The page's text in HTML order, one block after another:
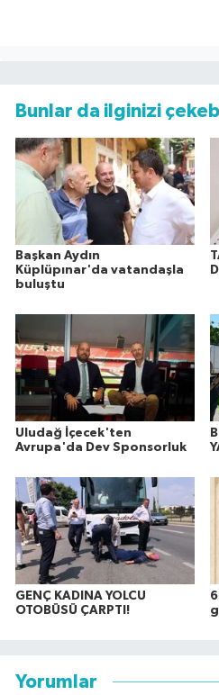
Bunlar da ilginizi
Başkan Aydın
Küplüpınar'da vatandaşla
buluştu
Uludağ İçecek'ten
Avrupa'da Dev Sponsorluk
GENÇ KADINA YOLCU
OTOBÜSÜ ÇARPTI!
Yorumlar